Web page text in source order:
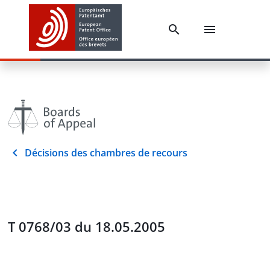
Décisions des chambres de recours
T 0768/03 du 18.05.2005